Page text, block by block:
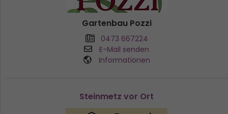
Gartenbau Pozzi
0473 667224
E-Mail senden
Informationen
Steinmetz vor Ort